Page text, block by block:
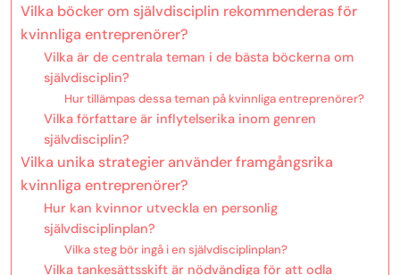
Vilka böcker om självdisciplin rekommenderas för
kvinnliga entreprenörer?
Vilka är de centrala teman i de bästa böckerna om
självdisciplin?
Hur tillämpas dessa teman på kvinnliga entreprenörer?
Vilka författare är inflytelserika inom genren
självdisciplin?
Vilka unika strategier använder framgångsrika
kvinnliga entreprenörer?
Hur kan kvinnor utveckla en personlig
självdisciplinplan?
Vilka steg bör ingå i en självdisciplinplan?
Vilka tankesättsskift är nödvändiga för att odla